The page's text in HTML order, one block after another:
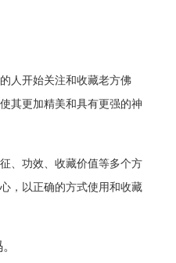
人开始关注和收藏老方佛
其更加精美和具有更强的神
、功效、收藏价值等多个方
，以正确的方式使用和收藏